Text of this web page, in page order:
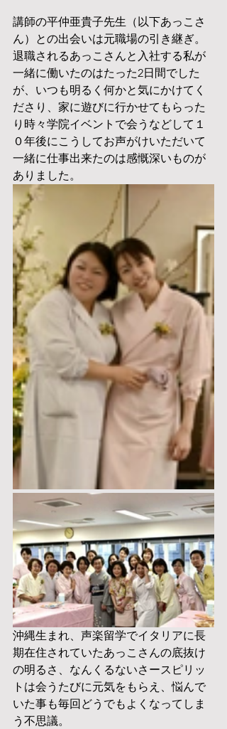
講師の平仲亜貴子先生（以下あっこさ
ん）との出会いは元職場の引き継ぎ。
退職されるあっこさんと入社する私が
一緒に働いたのはたった2日間でした
が、いつも明るく何かと気にかけてく
ださり、家に遊びに行かせてもらった
り時々学院イベントで会うなどして１
０年後にこうしてお声がけいただいて
一緒に仕事出来たのは感慨深いものが
ありました。
沖縄生まれ、声楽留学でイタリアに長
期在住されていたあっこさんの底抜け
の明るさ、なんくるないさースピリッ
トは会うたびに元気をもらえ、悩んで
いた事も毎回どうでもよくなってしま
う不思議。